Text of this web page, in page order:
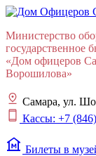
Министерство
государственное
«Дом офицеров
Ворошилова»
Самара, ул.
Кассы: +7
museum Билеты в